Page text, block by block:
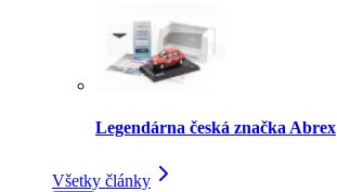
Legendárna česká značka Abrex
Všetky články